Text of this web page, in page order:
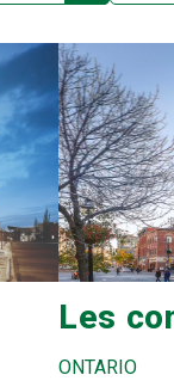
Les
ONTARIO